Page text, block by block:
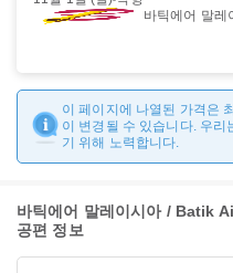
바틱에어 말레
이 페이지에 나열된 가격은
이 변경될 수 있습니다. 우
기 위해 노력합니다.
바틱에어 말레이시아 / Batik
공편 정보